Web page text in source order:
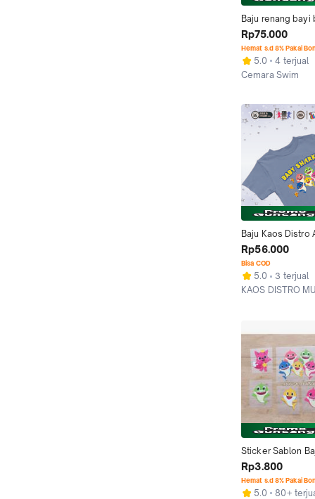
Baju renang bayi
shark baju renang
6bln - 24bln
Rp75.000
Hemat s.d 8% Pakai
5.0
4 terjual
Cemara Swim
Baju Kaos Distro
Laki Perempuan
Cewek Cotton
30s motif baby
Rp56.000
Bisa COD
5.0
3 terjual
KAOS DISTRO
Sticker Sablon
Shark Iron DIY
Custom Stiker
Rp3.800
Hemat s.d 8% Pakai
5.0
80+